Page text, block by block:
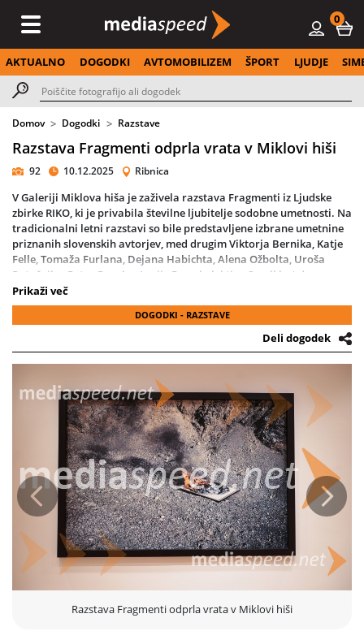
0
AKTUALNO DOGODKI AVTOMOBILIZEM ŠPORT LJUDJE
Domov Dogodki Razstave
Razstava Fragmenti odprla vrata v Miklovi hiši
92 10.12.2025 Ribnica
V Galeriji Miklova hiša je zaživela razstava Fragmenti iz Ljudske
zbirke RIKO, ki je privabila številne ljubitelje sodobne umetnosti. Na
tradicionalni letni razstavi so bile predstavljene izbrane umetnine
priznanih slovenskih avtorjev, med drugim Viktorja Bernika, Katje
Felle, Tomaža Furlana, Dejana Habichta, Alena Ožbolta, Uroša
Potočnika, Petra Raucha, Lucije Rosc, kolektiva Small but dangers,
Mladena Stropnika, Andreja Škufca, Špele Škulj, Nine Tovornik in
Tadeja Vaukmana.
Večer je obiskovalcem ponudil edinstven vpogled v sodobno
vizualno ustvarjanje ter raznolikost umetniških izrazov, ki
zaznamujejo eno najpomembnejših zasebnih likovnih zbirk pri nas.
Razstava ostaja pomemben kulturni dogodek domače umetnostne
scene in dokaz, da zbirka RIKO s svojo vizijo pomembno sooblikuje
prostor sodobne umetnosti.
Prikaži več
DOGODKI - RAZSTAVE
Deli dogodek
Razstava Fragmenti odprla vrata v Miklovi hiši
Prejšnja